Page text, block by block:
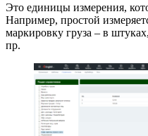
Это единицы измерения,
Например, простой
маркировку груза – в
пр.